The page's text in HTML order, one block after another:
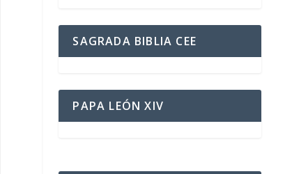
SAGRADA BIBLIA CEE
PAPA LEÓN XIV